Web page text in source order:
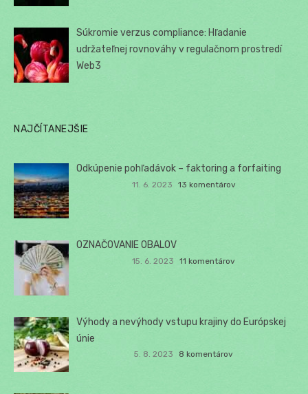
Súkromie verzus compliance: Hľadanie
udržateľnej rovnováhy v regulačnom prostredí
Web3
NAJČÍTANEJŠIE
Odkúpenie pohľadávok – faktoring a forfaiting
11. 6. 2023 13 komentárov
OZNAČOVANIE OBALOV
15. 6. 2023 11 komentárov
Výhody a nevýhody vstupu krajiny do Európskej
únie
5. 8. 2023 8 komentárov